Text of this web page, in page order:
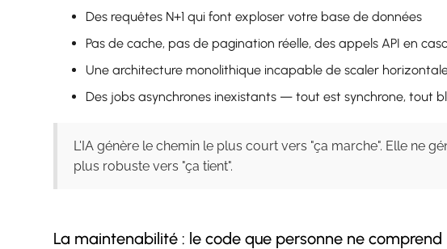
Des requêtes N+1 qui font exploser votre base de données
Pas de cache, pas de pagination réelle, des appels API en
Une architecture monolithique incapable de scaler
Des jobs asynchrones inexistants — tout est synchrone, tout
L'IA génère le chemin le plus court vers "ça marche". Elle ne
plus robuste vers "ça tient".
La maintenabilité : le code que personne ne comprend